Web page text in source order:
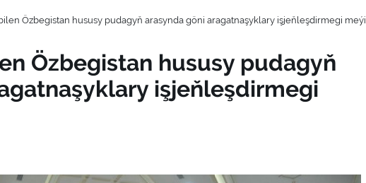
Özbegistan hususy pudagyň arasynda göni aragatnaşyklary işjeňleşdirmegi
Özbegistan hususy pudagyň
işjeňleşdirmegi